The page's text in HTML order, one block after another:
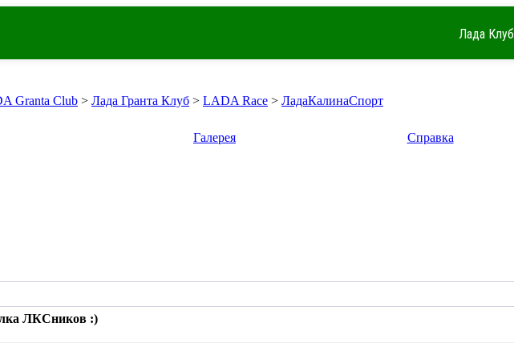
Лада Клуб
Granta Club > Лада Гранта Клуб > LADA Race > ЛадаКалинаСпорт
Галерея Справка
ЛКСников :)